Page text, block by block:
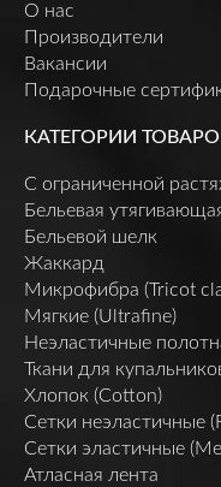
О нас
Производители
Вакансии
Подарочные
КАТЕГОРИИ
C ограниченной
Бельевая
Бельевой шелк
Жаккард
Микрофибра (Tricot
Мягкие (Ultrafine)
Неэластичные
Ткани для
Хлопок (Cotton)
Сетки неэластичные
Сетки эластичные
Атласная лента